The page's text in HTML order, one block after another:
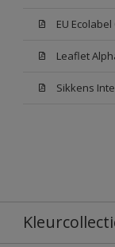
EU
Leaflet